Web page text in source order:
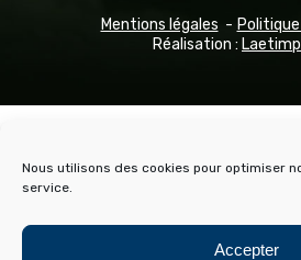
Nous utilisons des cookies pour optimiser
service.
Accepter
Mentions légales
Réalisation :